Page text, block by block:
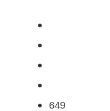
649